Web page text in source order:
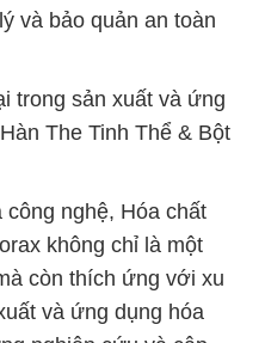
và bảo quản an toàn
trong sản xuất và ứng
The Tinh Thể & Bột
nghệ, Hóa chất
không chỉ là một
còn thích ứng với xu
và ứng dụng hóa